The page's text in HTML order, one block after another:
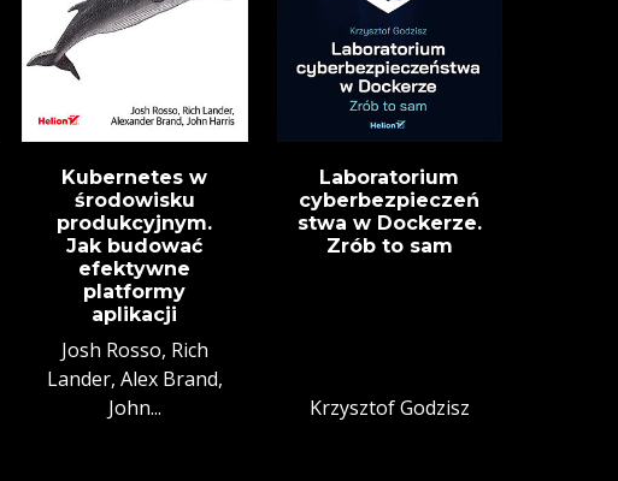
Kubernetes w
środowisku
produkcyjnym.
Jak budować
efektywne
platformy
aplikacji
Josh Rosso, Rich
Lander, Alex Brand,
John...
Laboratorium
cyberbezpieczeń
stwa w Dockerze.
Zrób to sam
Krzysztof Godzisz